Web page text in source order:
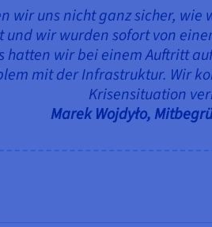
wir uns nicht ganz sicher,
und wir wurden sofort von
wir bei einem Auftritt
mit der Infrastruktur. Wir
Krisensituation
Marek Wojdyło,